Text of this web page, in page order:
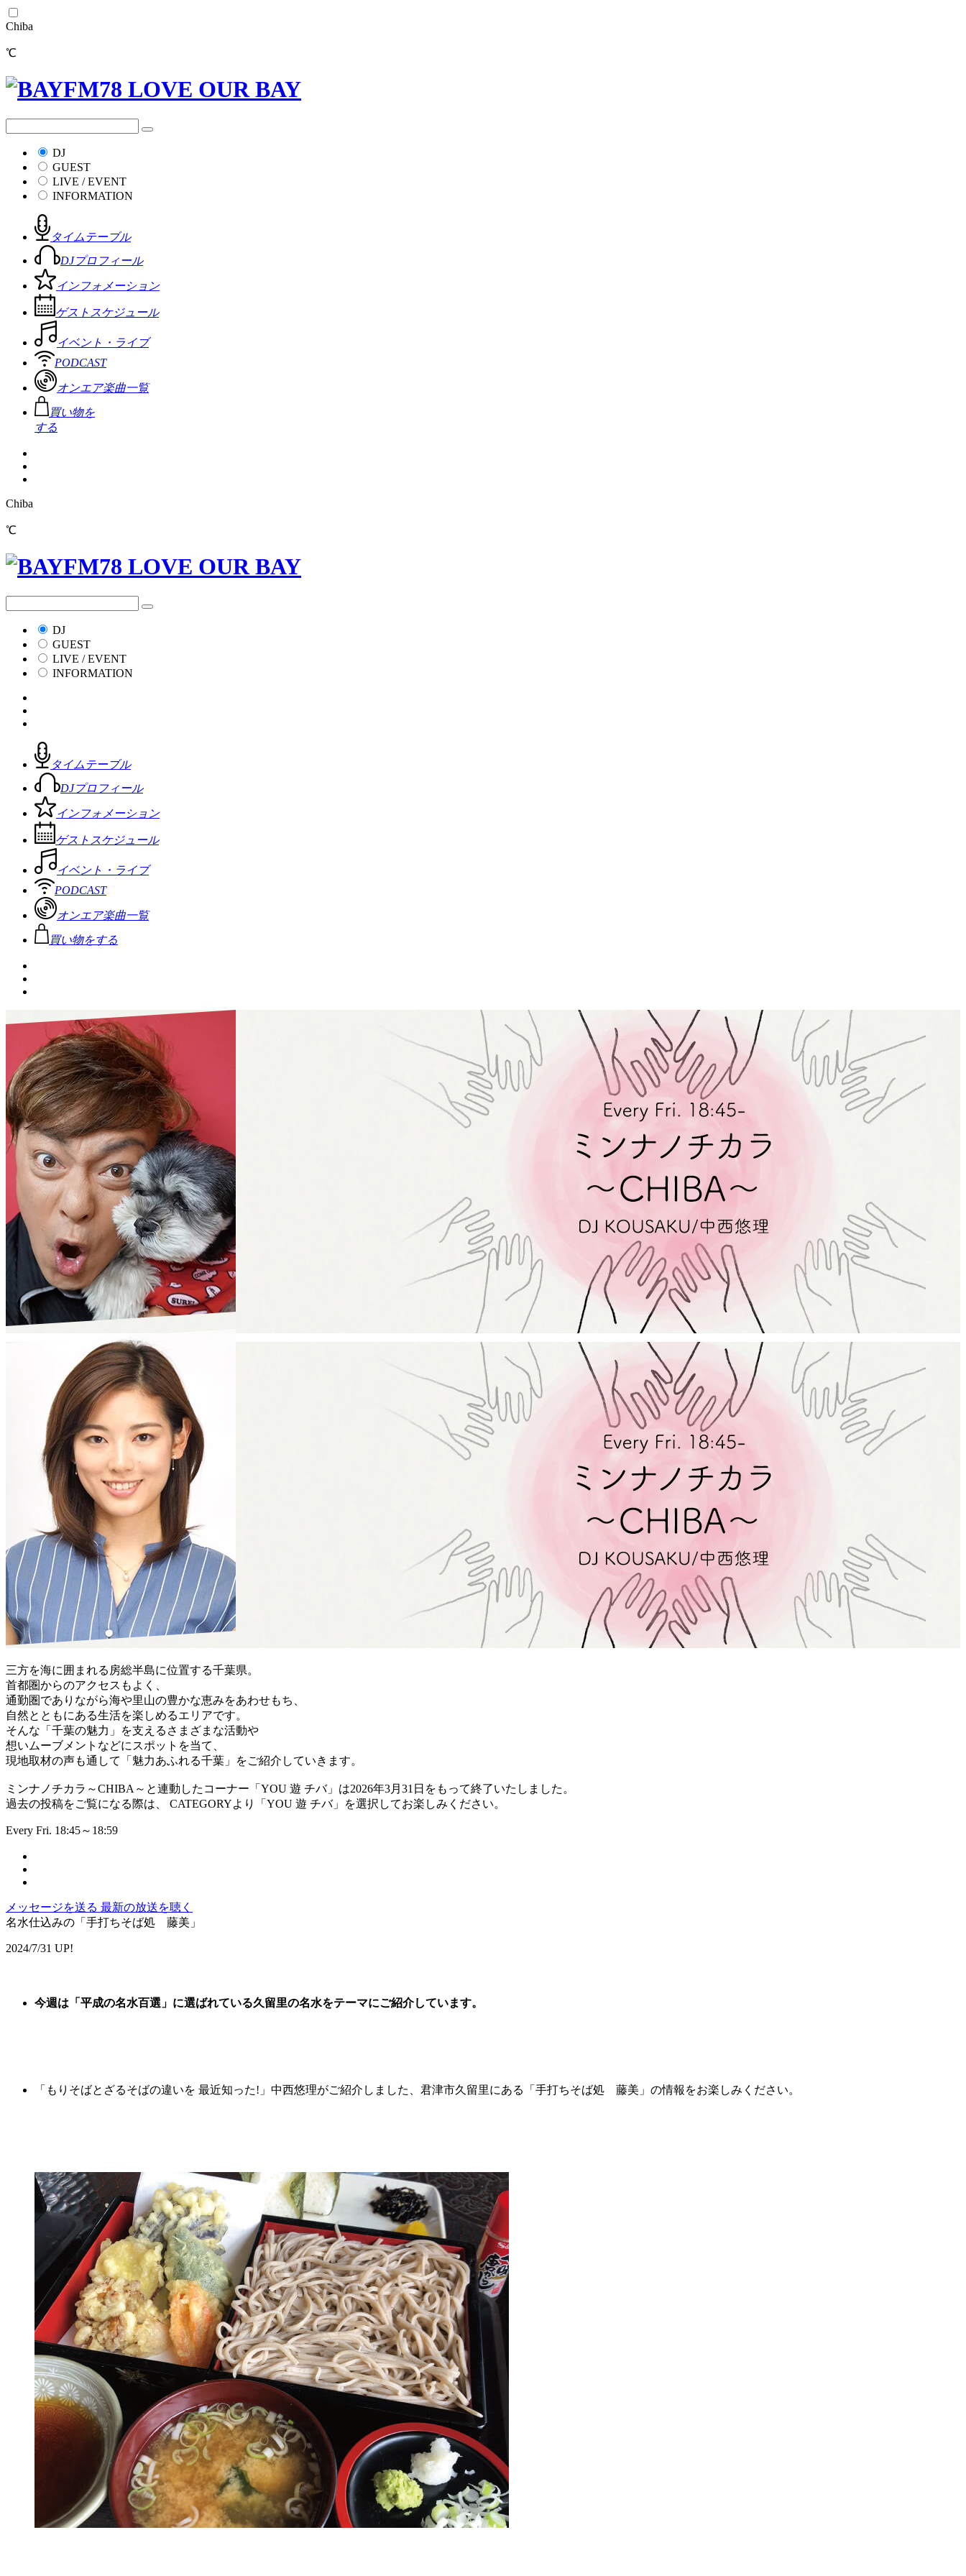
Chiba
℃
DJ
GUEST
LIVE / EVENT
INFORMATION
タイムテーブル
DJプロフィール
インフォメーション
ゲストスケジュール
イベント・ライブ
PODCAST
オンエア楽曲一覧
買い物を
する
Chiba
℃
DJ
GUEST
LIVE / EVENT
INFORMATION
タイムテーブル
DJプロフィール
インフォメーション
ゲストスケジュール
イベント・ライブ
PODCAST
オンエア楽曲一覧
買い物をする
三方を海に囲まれる房総半島に位置する千葉県。
首都圏からのアクセスもよく、
通勤圏でありながら海や里山の豊かな恵みをあわせもち、
自然とともにある生活を楽しめるエリアです。
そんな「千葉の魅力」を支えるさまざまな活動や
想いムーブメントなどにスポットを当て、
現地取材の声も通して「魅力あふれる千葉」をご紹介していきます。
ミンナノチカラ～CHIBA～と連動したコーナー「YOU 遊 チバ」は2026年3月31日をもって終了いたしました。
過去の投稿をご覧になる際は、 CATEGORYより「YOU 遊 チバ」を選択してお楽しみください。
Every Fri. 18:45～18:59
メッセージを送る 最新の放送を聴く
名水仕込みの「手打ちそば処 藤美」
2024/7/31 UP!
今週は 「平成の名水百選」に選ばれている久留里の名水をテーマにご紹介しています。
「もりそばとざるそばの違いを 最近知った!」中西悠理がご紹介しました、君津市久留里にある「手打ちそば処 藤美 」の情報をお楽しみください。